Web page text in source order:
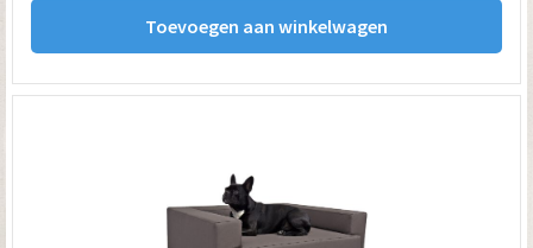
Toevoegen aan winkelwagen